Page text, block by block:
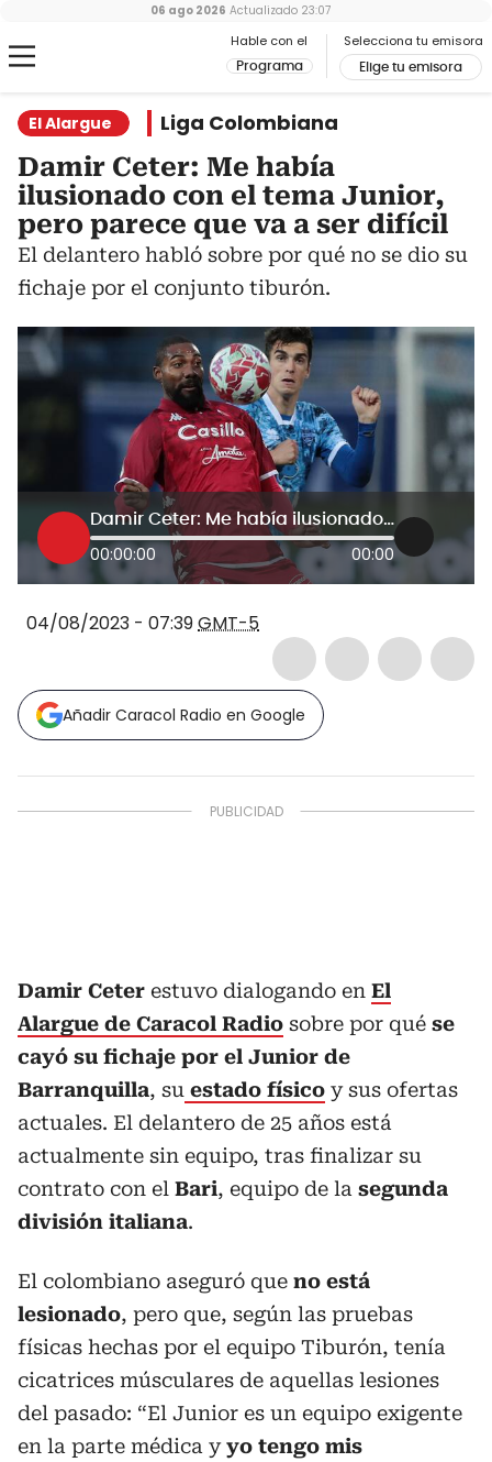
Hable con el
Programa
Selecciona tu emisora
Elige tu emisora
06 ago 2026 Actualizado 23:07
El Alargue Liga Colombiana
Damir Ceter: Me había
ilusionado con el tema Junior,
pero parece que va a ser difícil
El delantero habló sobre por qué no se dio su
fichaje por el conjunto tiburón.
Damir Ceter: Me había ilusionado con el tema Junior, pero parece que va a ser difícil
00:00:00 00:00
04/08/2023 - 07:39GMT-5
Añadir Caracol Radio en Google
Damir Ceter estuvo dialogando en El
Alargue de Caracol Radio sobre por qué se
cayó su fichaje por el Junior de
Barranquilla, su estado físico y sus ofertas
actuales. El delantero de 25 años está
actualmente sin equipo, tras finalizar su
contrato con el Bari, equipo de la segunda
división italiana.
El colombiano aseguró que no está
lesionado, pero que, según las pruebas
físicas hechas por el equipo Tiburón, tenía
cicatrices músculares de aquellas lesiones
del pasado: “El Junior es un equipo exigente
en la parte médica yyo tengo mis